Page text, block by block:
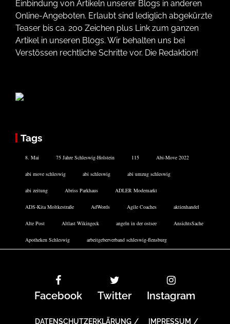
Einbindung von Artikeln unserer Blogs in anderen
Online-Angeboten. Erlaubt sind lediglich abgekürzte
Teaser bis ca. 200 Zeichen plus Link zum ganzen
Artikel in unseren Blogs. Wir behalten uns bei
Verstössen rechtliche Schritte vor. Die Redaktion!
Tags
8. Mai 75 Jahre Schleswig-Holstein 115 Abi-Move 2022
abi move schleswig abi schleswig abi umzug schleswig
abi zeitung Abriss Parkhaus ADLER Modemarkt
ADS-Kita Moltkestraße AdWords Agile Coaches aktienhandel
Alte Post Altlast Wikingeck angeln in der ostsee AnsichtsSache
Apotheken Schleswig arbeitgeberverband schleswig-flensburg
Facebook Twitter Instagram
DATENSCHUTZERKLÄRUNG IMPRESSUM